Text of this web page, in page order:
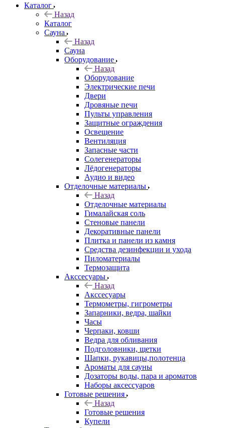
Каталог
Назад
Каталог
Сауна
Назад
Сауна
Оборудование
Назад
Оборудование
Электрические печи
Двери
Дровяные печи
Пульты управления
Защитные ограждения
Освещение
Вентиляция
Запасные части
Солегенераторы
Лёдогенераторы
Аудио и видео
Отделочные материалы
Назад
Отделочные материалы
Гималайская соль
Стеновые панели
Декоративные панели
Плитка и панели из камня
Средства дезинфекции и ухода
Пиломатериалы
Термозащита
Аксcесуары
Назад
Аксcесуары
Термометры, гигрометры
Запарники, ведра, шайки
Часы
Черпаки, ковши
Ведра для обливания
Подголовники, щетки
Шапки, рукавицы,полотенца
Ароматы для сауны
Дозаторы воды, пара и ароматов
Наборы аксессуаров
Готовые решения
Назад
Готовые решения
Купели